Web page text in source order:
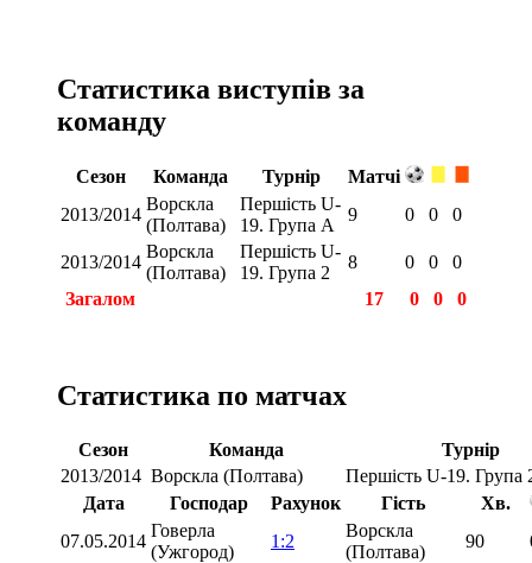
Статистика виступів за
команду
Сезон Команда Турнір
Матчі
2013/2014
Ворскла
(Полтава)
Першість U-
19. Група А
9 0 0 0
2013/2014
Ворскла
(Полтава)
Першість U-
19. Група 2
8 0 0
0
Загалом
17 0 0 0
Статистика по матчах
Сезон Команда
Турнір
2013/2014 Ворскла (Полтава)
Першість U-19. Група
Дата
Господар Рахунок Гість
Хв.
07.05.2014
Говерла
(Ужгород)
1:2
Ворскла
(Полтава)
90